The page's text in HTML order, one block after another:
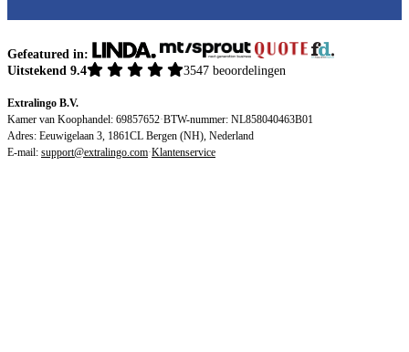
Gefeatured in:
Uitstekend 9.4
3547 beoordelingen
Extralingo B.V.
Kamer van Koophandel: 69857652·BTW-nummer: NL858040463B01
Adres: Eeuwigelaan 3, 1861CL Bergen (NH), Nederland
E-mail: support@extralingo.com·Klantenservice